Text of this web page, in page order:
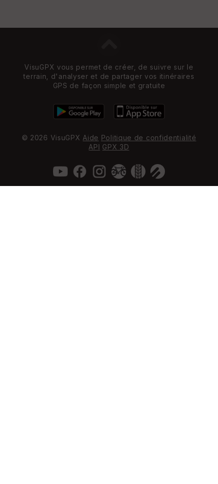
VisuGPX vous permet de créer, de suivre sur le
terrain, d'analyser et de partager vos itinéraires
GPS de façon simple et gratuite
© 2026 VisuGPX Aide Politique de confidentialité
API GPX 3D